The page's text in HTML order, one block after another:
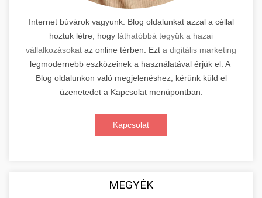
Internet búvárok vagyunk. Blog oldalunkat azzal a céllal
hoztuk létre, hogy láthatóbbá tegyük a hazai
vállalkozásokat az online térben. Ezt a digitális marketing
legmodernebb eszközeinek a használatával érjük el. A
Blog oldalunkon való megjelenéshez, kérünk küld el
üzenetedet a Kapcsolat menüpontban.
Kapcsolat
MEGYÉK